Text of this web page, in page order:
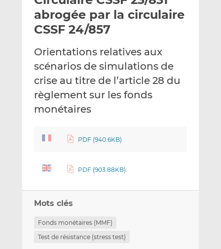
e
r
p
r
e
m
a
i
g
u
r
L
i
n
d
g
e
u
r
F
c
o
abrogée par la circulaire
CSSF 24/857
Orientations relatives aux
scénarios de simulations de
crise au titre de l’article 28 du
règlement sur les fonds
monétaires
PDF (940.6KB)
PDF (903.88KB)
Mots clés
Fonds monétaires (MMF)
Test de résistance (stress test)